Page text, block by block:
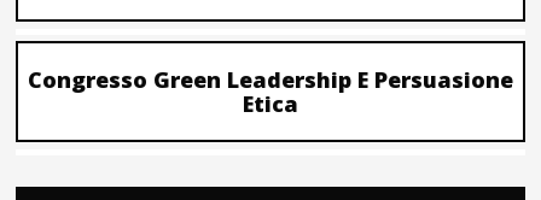
Congresso Green Leadership E Persuasione
Etica